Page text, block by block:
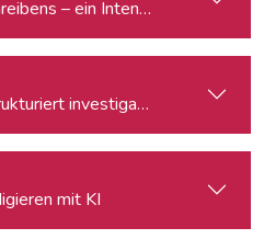
– ein Intensiv-Workshop
investigativ arbeiten,
mit KI